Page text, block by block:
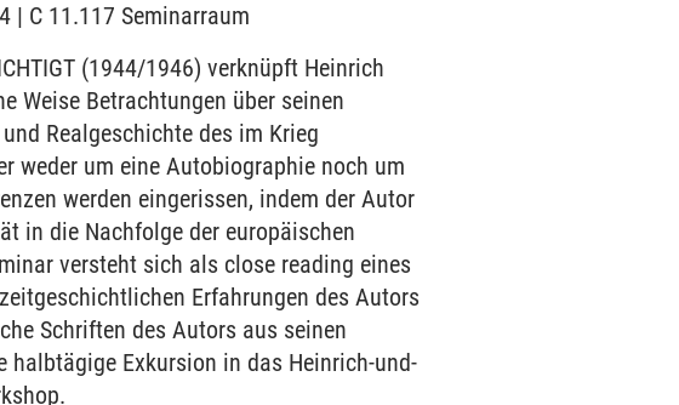
| C 11.117 Seminarraum
(1944/1946) verknüpft Heinrich
Weise Betrachtungen über seinen
Realgeschichte des im Krieg
weder um eine Autobiographie noch um
werden eingerissen, indem der Autor
in die Nachfolge der europäischen
versteht sich als close reading eines
Erfahrungen des Autors
Schriften des Autors aus seinen
Exkursion in das Heinrich-und-